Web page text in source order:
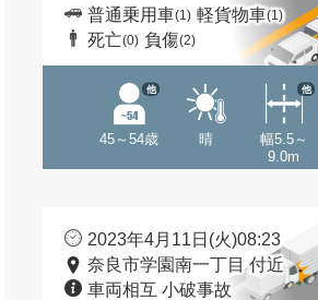
普通乗用車(1) 軽貨物車(1)
死亡(0) 負傷(2)
45～54歳
他
晴
幅5.5～
9.0m
他
2023年4月11日(火)08:23
奈良市学園南一丁目 付近
車両相互 小破事故